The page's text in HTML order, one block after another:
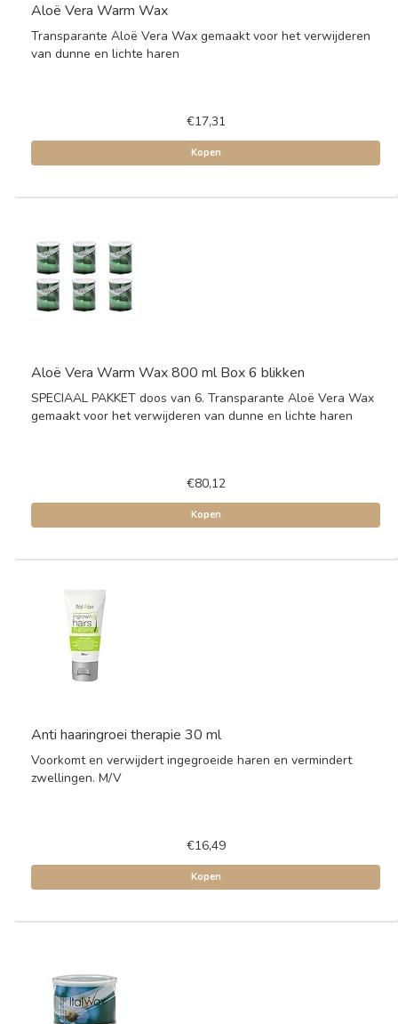
Aloë Vera Warm Wax
Transparante Aloë Vera Wax gemaakt voor het verwijderen
van dunne en lichte haren
€17,31
Kopen
Aloë Vera Warm Wax 800 ml Box 6 blikken
SPECIAAL PAKKET doos van 6. Transparante Aloë Vera Wax
gemaakt voor het verwijderen van dunne en lichte haren
€80,12
Kopen
Anti haaringroei therapie 30 ml
Voorkomt en verwijdert ingegroeide haren en vermindert
zwellingen. M/V
€16,49
Kopen